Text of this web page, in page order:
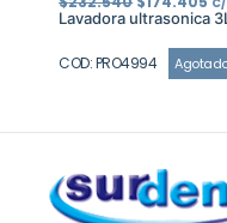
precio
original
$232.540.
Lavadora ultrasonica
COD: PRO4994